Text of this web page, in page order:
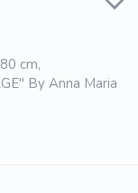
cm,
By Anna Maria